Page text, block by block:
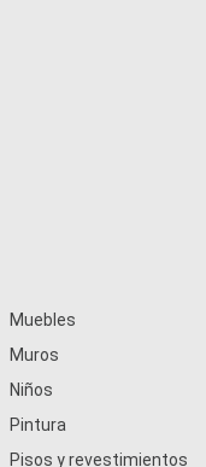
Muebles
Muros
Niños
Pintura
Pisos y revestimientos